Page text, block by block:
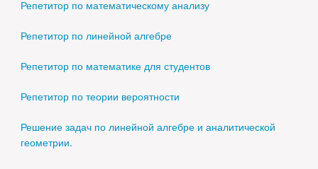
Репетитор по математическому анализу
Репетитор по линейной алгебре
Репетитор по математике для студентов
Репетитор по теории вероятности
Решение задач по линейной алгебре и аналитической
геометрии.